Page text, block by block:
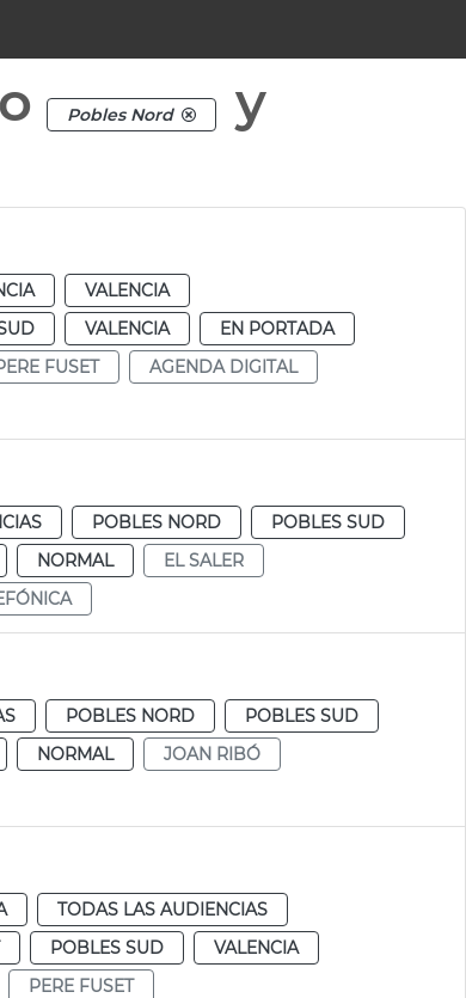
Pobles Nord
y
VALENCIA
VALENCIA
EN PORTADA
FUSET
AGENDA DIGITAL
POBLES NORD
POBLES SUD
NORMAL
EL SALER
POBLES NORD
POBLES SUD
NORMAL
JOAN RIBÓ
TODAS LAS AUDIENCIAS
POBLES SUD
VALENCIA
PERE FUSET